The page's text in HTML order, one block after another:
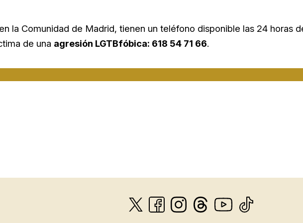
la Comunidad de Madrid, tienen un teléfono disponible las 24 horas
de una agresión LGTBfóbica: 618 54 71 66.